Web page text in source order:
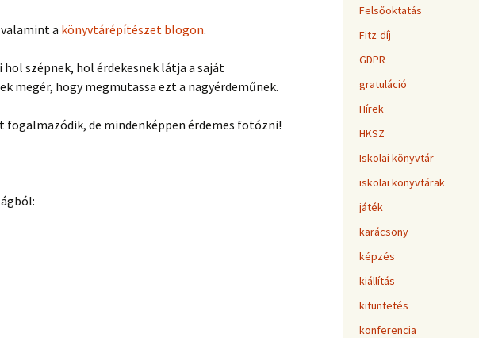
a könyvtárépítészet blogon.
szépnek, hol érdekesnek látja a saját
megér, hogy megmutassa ezt a nagyérdeműnek.
fogalmazódik, de mindenképpen érdemes fotózni!
Felsőoktatás
Fitz-díj
GDPR
gratuláció
Hírek
HKSZ
Iskolai könyvtár
iskolai könyvtárak
játék
karácsony
képzés
kiállítás
kitüntetés
konferencia